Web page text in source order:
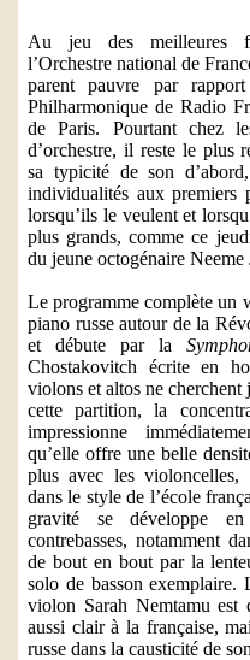
Au jeu des meilleures
l’Orchestre national de
parent pauvre par
Philharmonique de Radio
de Paris. Pourtant chez
d’orchestre, il reste le plus
sa typicité de son
individualités aux premiers
lorsqu’ils le veulent et
plus grands, comme ce
du jeune octogénaire Neeme
Le programme complète un
piano russe autour de la
et débute par la
Chostakovitch écrite en
violons et altos ne cherchent
cette partition, la
impressionne
qu’elle offre une belle
plus avec les violoncelles,
dans le style de l’école
gravité se développe
contrebasses, notamment
de bout en bout par la
solo de basson exemplaire.
violon Sarah Nemtamu est
aussi clair à la française,
russe dans la causticité de